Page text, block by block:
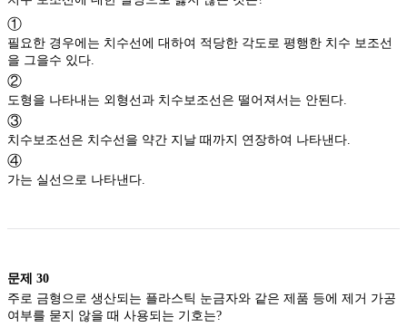
①
필요한 경우에는 치수선에 대하여 적당한 각도로 평행한 치수 보조선
을 그을수 있다.
②
도형을 나타내는 외형선과 치수보조선은 떨어져서는 안된다.
③
치수보조선은 치수선을 약간 지날 때까지 연장하여 나타낸다.
④
가는 실선으로 나타낸다.
문제 30
주로 금형으로 생산되는 플라스틱 눈금자와 같은 제품 등에 제거 가공